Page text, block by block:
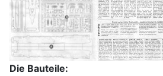
Die Bauteile: